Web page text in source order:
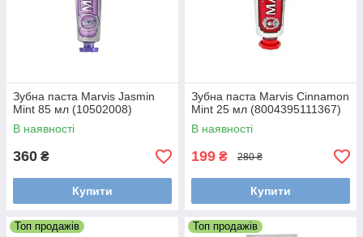
Зубна паста Marvis Jasmin
Mint 85 мл (10502008)
В наявності
360 ₴
Купити
Зубна паста Marvis Cinnamon
Mint 25 мл (8004395111367)
В наявності
199 ₴ 280 ₴
Купити
Топ продажів Топ продажів